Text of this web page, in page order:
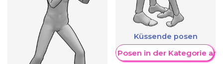
Küssende posen
Weitere Posen in der Kategorie